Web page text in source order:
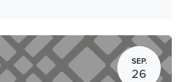
SEP.
26